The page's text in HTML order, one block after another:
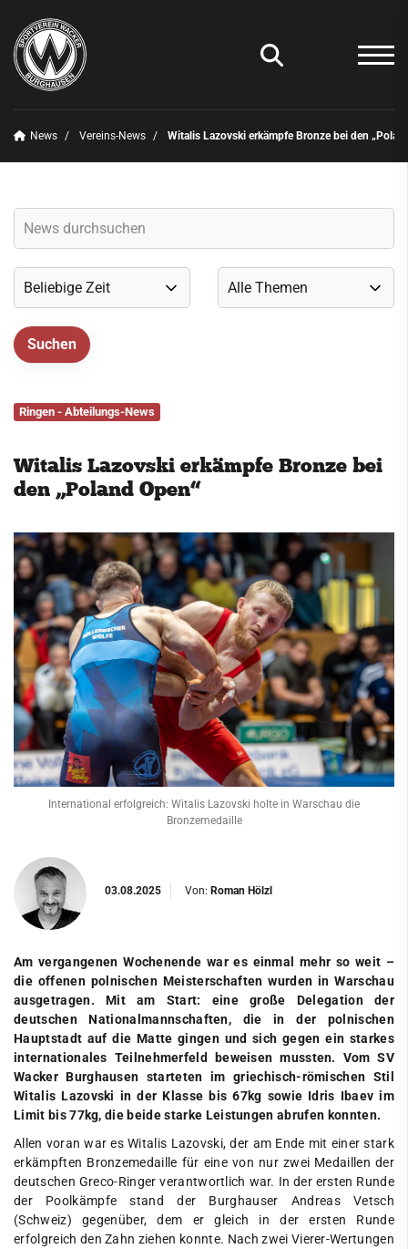
News Vereins-News Witalis Lazovski erkämpfe Bronze bei den
Ringen - Abteilungs-News
Witalis Lazovski erkämpfe Bronze bei
den „Poland Open“
International erfolgreich: Witalis Lazovski holte in Warschau die
Bronzemedaille
03.08.2025 Von: Roman Hölzl
Am vergangenen Wochenende war es einmal mehr so weit –
die offenen polnischen Meisterschaften wurden in Warschau
ausgetragen. Mit am Start: eine große Delegation der
deutschen Nationalmannschaften, die in der polnischen
Hauptstadt auf die Matte gingen und sich gegen ein starkes
internationales Teilnehmerfeld beweisen mussten. Vom SV
Wacker Burghausen starteten im griechisch-römischen Stil
Witalis Lazovski in der Klasse bis 67kg sowie Idris Ibaev im
Limit bis 77kg, die beide starke Leistungen abrufen konnten.
Allen voran war es Witalis Lazovski, der am Ende mit einer stark
erkämpften Bronzemedaille für eine von nur zwei Medaillen der
deutschen Greco-Ringer verantwortlich war. In der ersten Runde
der Poolkämpfe stand der Burghauser Andreas Vetsch
(Schweiz) gegenüber, dem er gleich in der ersten Runde
erfolgreich den Zahn ziehen konnte. Nach zwei Vierer-Wertungen
Vereins-News
Vereins-App/Vereinszeitung
Onlineshop
Sportdeutschland-News
Kontakt